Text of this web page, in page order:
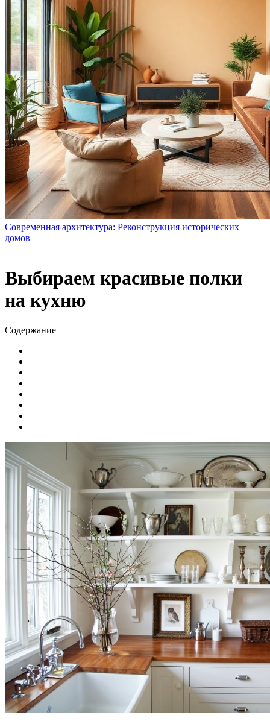
Современная архитектура: Реконструкция исторических
домов
Выбираем красивые полки
на кухню
Содержание